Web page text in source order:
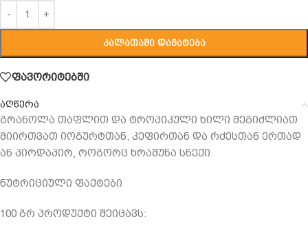
ᲙᲐᲚᲐᲗᲐᲨᲘ ᲓᲐᲛᲐᲢᲔᲑᲐ
ფავორიტებში
აღწერა
გრანოლა თაფლით და ტროპიკული ხილი შეგიძლიათ
მიირთვათ იოგურტთან, კეფირთან და რძესთან ერთად
ან პირდაპირ, როგორც ხრაშუნა სნექი.
ნუტრიციული ფაქტები
100 გრ პროდუქტი შეიცავს: